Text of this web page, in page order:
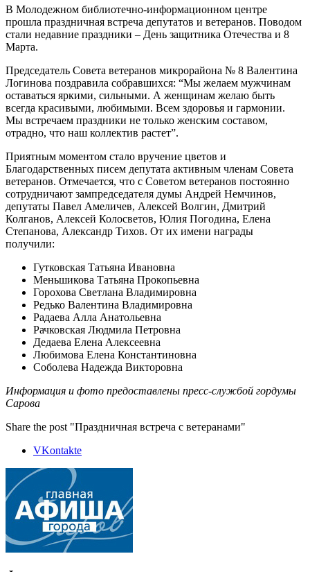
В Молодежном библиотечно-информационном центре
прошла праздничная встреча депутатов и ветеранов. Поводом
стали недавние праздники – День защитника Отечества и 8
Марта.
Председатель Совета ветеранов микрорайона № 8 Валентина
Логинова поздравила собравшихся: “Мы желаем мужчинам
оставаться яркими, сильными. А женщинам желаю быть
всегда красивыми, любимыми. Всем здоровья и гармонии.
Мы встречаем праздники не только женским составом,
отрадно, что наш коллектив растет”.
Приятным моментом стало вручение цветов и
Благодарственных писем депутата активным членам Совета
ветеранов. Отмечается, что с Советом ветеранов постоянно
сотрудничают зампредседателя думы Андрей Немчинов,
депутаты Павел Амеличев, Алексей Волгин, Дмитрий
Колганов, Алексей Колосветов, Юлия Погодина, Елена
Степанова, Александр Тихов. От их имени награды
получили:
Гутковская Татьяна Ивановна
Меньшикова Татьяна Прокопьевна
Горохова Светлана Владимировна
Редько Валентина Владимировна
Радаева Алла Анатольевна
Рачковская Людмила Петровна
Дедаева Елена Алексеевна
Любимова Елена Константиновна
Соболева Надежда Викторовна
Информация и фото предоставлены пресс-службой гордумы
Сарова
Share the post "Праздничная встреча с ветеранами"
VKontakte